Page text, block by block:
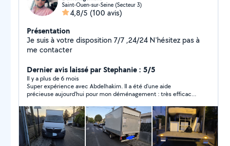
Saint-Ouen-sur-Seine (Secteur 3)
4,8/5 (100 avis)
Présentation
Je suis à votre disposition 7/7 ,24/24 N'hésitez pas à
me contacter
Dernier avis laissé par Stephanie : 5/5
Il y a plus de 6 mois
Super expérience avec Abdelhakim. Il a été d’une aide
précieuse aujourd’hui pour mon déménagement : très efficace,